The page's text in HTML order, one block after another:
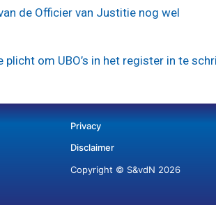
de Officier van Justitie nog wel
om UBO’s in het register in te
Privacy
Disclaimer
Copyright © S&vdN 2026